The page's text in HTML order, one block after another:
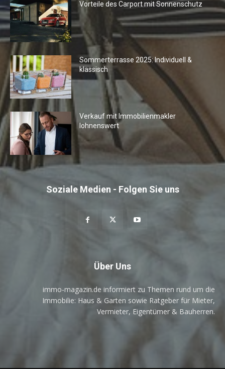
Vorteile des Carport mit Sonnenschutz
Sommerterrasse 2025: Individuell &
klassisch
Verkauf mit Immobilienmakler
lohnenswert
Soziale Medien - Folgen Sie uns
Über Uns
immo-magazin.de informiert zu Themen rund um die
Immobilie: Haus & Garten sowie Ratgeber für Mieter,
Vermieter, Eigentümer & Bauherren.